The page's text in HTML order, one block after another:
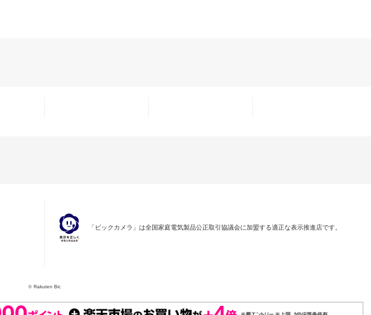
「ビックカメラ」は全国家庭電気製品公正取引協議会に加盟する適正な表示推進店です。
©Rakuten Bic